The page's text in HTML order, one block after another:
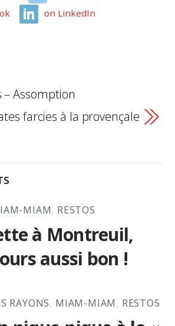
on LinkedIn
Assomption
farcies à la provençale
MIAM, RESTOS
à Montreuil,
aussi bon !
RAYONS, MIAM-MIAM, RESTOS